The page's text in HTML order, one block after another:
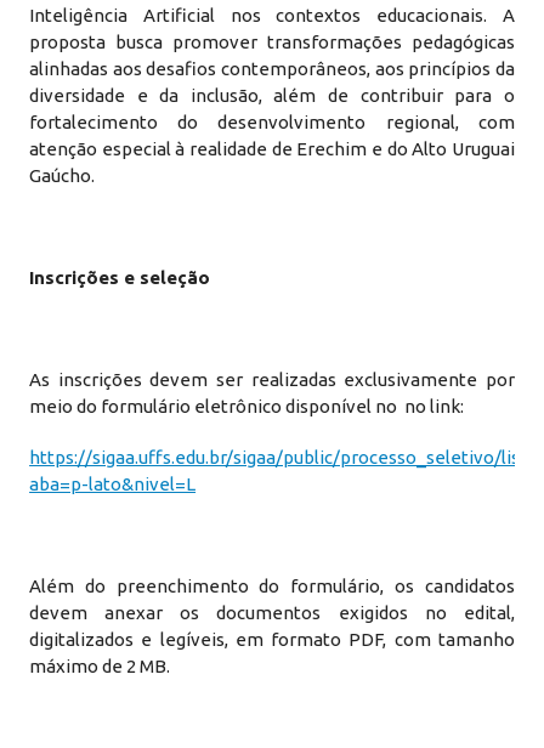
Inteligência Artificial nos contextos educacionais. A
proposta busca promover transformações pedagógicas
alinhadas aos desafios contemporâneos, aos princípios da
diversidade e da inclusão, além de contribuir para o
fortalecimento do desenvolvimento regional, com
atenção especial à realidade de Erechim e do Alto Uruguai
Gaúcho.
Inscrições e seleção
As inscrições devem ser realizadas exclusivamente por
meio do formulário eletrônico disponível no no link:
https://sigaa.uffs.edu.br/sigaa/public/processo_seletivo/
aba=p-lato&nivel=L
Além do preenchimento do formulário, os candidatos
devem anexar os documentos exigidos no edital,
digitalizados e legíveis, em formato PDF, com tamanho
máximo de 2 MB.